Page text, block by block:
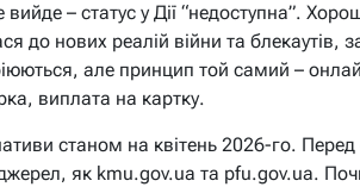
вийде – статус у Дії “недоступна”.
до нових реалій війни та блекаутів,
але принцип той самий –
виплата на картку.
станом на квітень 2026-го.
джерел, як kmu.gov.ua та pfu.gov.ua.